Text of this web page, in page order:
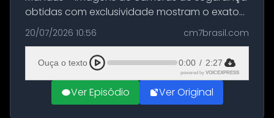
obtidas com exclusividade mostram o exato
momento da fuga do principal suspeito da
morte de Larissa Araújo, de 28 anos. O crime
ocorreu na noite deste último d...
20/07/2026 10:56 cm7brasil.com
Ouça o texto 0:00 / 2:27
powered by VOICEXPRESS
Ver Episódio Ver Original